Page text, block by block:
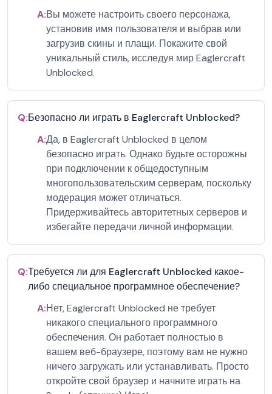
A:Вы можете настроить своего персонажа,
установив имя пользователя и выбрав или
загрузив скины и плащи. Покажите свой
уникальный стиль, исследуя мир Eaglercraft
Unblocked.
Q:Безопасно ли играть в Eaglercraft Unblocked?
A:Да, в Eaglercraft Unblocked в целом
безопасно играть. Однако будьте осторожны
при подключении к общедоступным
многопользовательским серверам, поскольку
модерация может отличаться.
Придерживайтесь авторитетных серверов и
избегайте передачи личной информации.
Q:Требуется ли для Eaglercraft Unblocked какое-
либо специальное программное обеспечение?
A:Нет, Eaglercraft Unblocked не требует
никакого специального программного
обеспечения. Он работает полностью в
вашем веб-браузере, поэтому вам не нужно
ничего загружать или устанавливать. Просто
откройте свой браузер и начните играть на